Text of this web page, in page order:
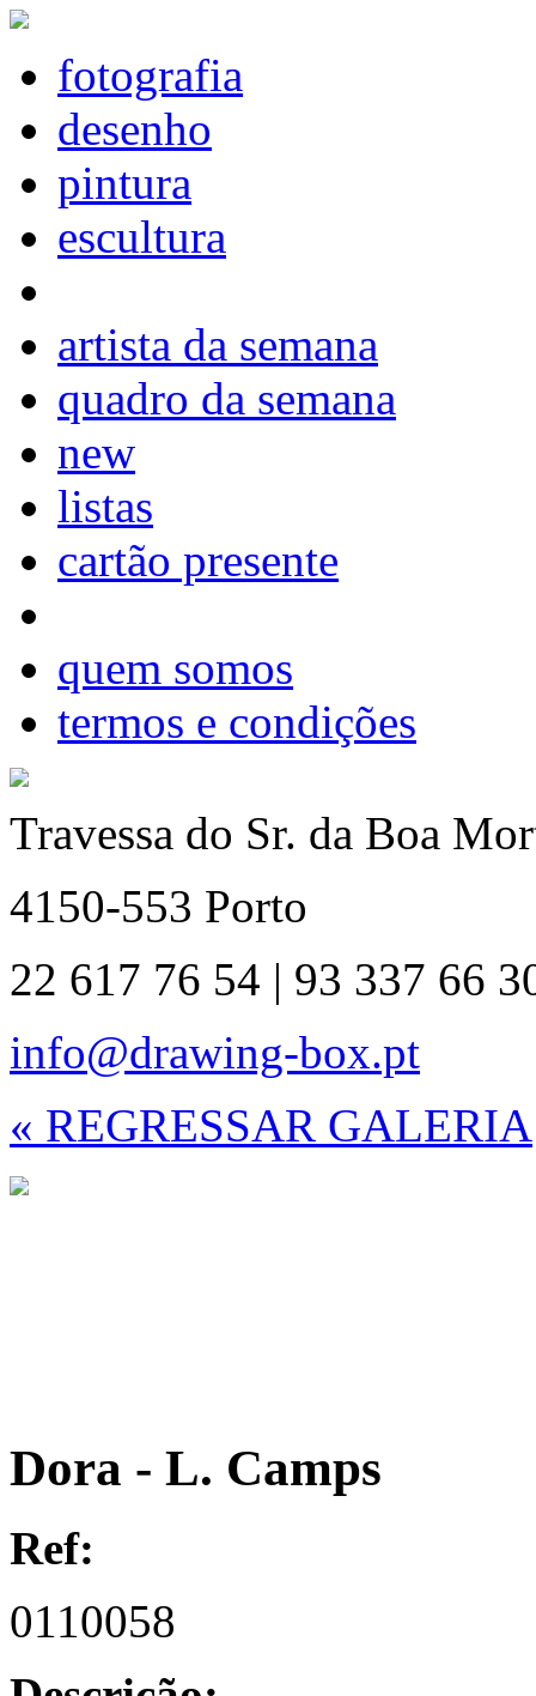
fotografia
desenho
pintura
escultura
artista da semana
quadro da semana
new
listas
cartão presente
quem somos
termos e condições
Travessa do Sr. da Boa
4150-553 Porto
22 617 76 54 | 93 337 66
info@drawing-box.pt
« REGRESSAR GALERIA
Dora - L. Camps
Ref:
0110058